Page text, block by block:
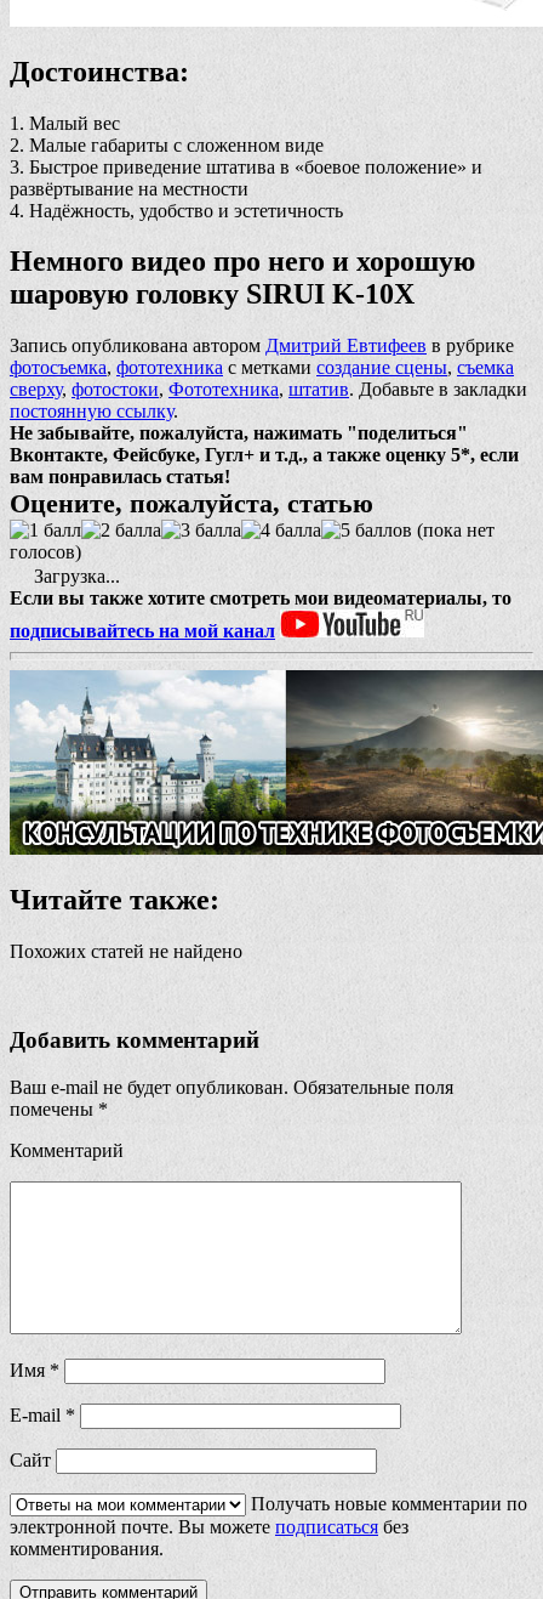
Достоинства:
1. Малый вес
2. Малые габариты с сложенном виде
3. Быстрое приведение штатива в «боевое положение» и
развёртывание на местности
4. Надёжность, удобство и эстетичность
Немного видео про него и хорошую
шаровую головку SIRUI K-10X
Запись опубликована автором Дмитрий Евтифеев в рубрике
фотосъемка, фототехника с метками создание сцены, съемка
сверху, фотостоки, Фототехника, штатив. Добавьте в закладки
постоянную ссылку.
Не забывайте, пожалуйста, нажимать "поделиться"
Вконтакте, Фейсбуке, Гугл+ и т.д., а также оценку 5*, если
вам понравилась статья!
Оцените, пожалуйста, статью
(пока нет
голосов)
Загрузка...
Если вы также хотите смотреть мои видеоматериалы, то
подписывайтесь на мой канал
Читайте также:
Похожих статей не найдено
Добавить комментарий
Ваш e-mail не будет опубликован. Обязательные поля
помечены *
Комментарий
Имя *
E-mail *
Сайт
Получать новые комментарии по
электронной почте. Вы можете подписаться без
комментирования.